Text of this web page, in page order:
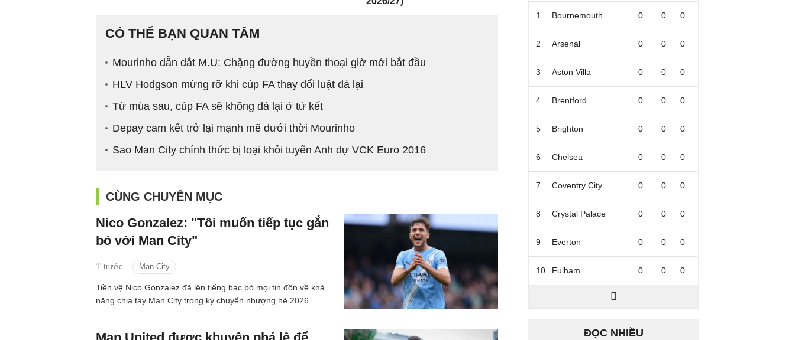
CÓ THỂ BẠN QUAN TÂM
Mourinho dẫn dắt M.U: Chặng đường huyền thoại giờ mới bắt đầu
HLV Hodgson mừng rỡ khi cúp FA thay đổi luật đá lại
Từ mùa sau, cúp FA sẽ không đá lại ở tứ kết
Depay cam kết trở lại mạnh mẽ dưới thời Mourinho
Sao Man City chính thức bị loại khỏi tuyển Anh dự VCK Euro 2016
CÙNG CHUYÊN MỤC
Nico Gonzalez: "Tôi muốn tiếp tục gắn
bó với Man City"
1' trước Man City
Tiền vệ Nico Gonzalez đã lên tiếng bác bỏ mọi tin đồn về khả
năng chia tay Man City trong kỳ chuyển nhượng hè 2026.
1 Bournemouth 0 0 0
2 Arsenal 0 0 0
3 Aston Villa 0 0 0
4 Brentford 0 0 0
5 Brighton 0 0 0
6 Chelsea 0 0 0
7 Coventry City 0 0 0
8 Crystal Palace 0 0 0
9 Everton 0 0 0
10 Fulham 0 0 0
ĐỌC NHIỀU